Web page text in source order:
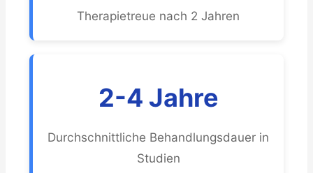
Therapietreue nach 2 Jahren
2-4 Jahre
Durchschnittliche Behandlungsdauer in
Studien